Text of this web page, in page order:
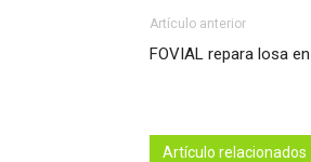
Artículo anterior
FOVIAL repara losa
Artículo relacionados